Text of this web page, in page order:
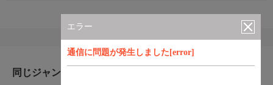
エラー
通信に問題が発生しました[error]
同じジャンルのおすすめ番組